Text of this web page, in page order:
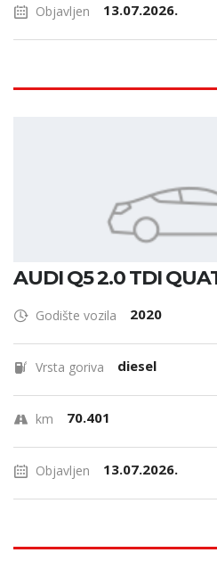
Objavljen 13.07.2026.
AUDI Q5 2.0 TDI
Godište vozila 2020
Vrsta goriva diesel
km 70.401
Objavljen 13.07.2026.